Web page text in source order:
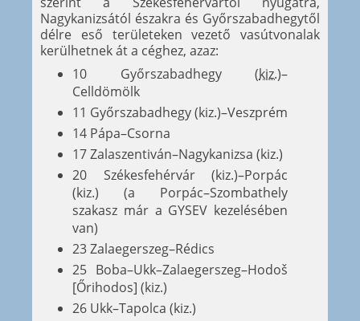
Nagykanizsától északra és Győrszabadhegytől
délre eső területeken vezető vasútvonalak
kerülhetnek át a céghez, azaz:
10 Győrszabadhegy (kiz.)–
Celldömölk
11 Győrszabadhegy (kiz.)–Veszprém
14 Pápa–Csorna
17 Zalaszentiván–Nagykanizsa (kiz.)
20 Székesfehérvár (kiz.)–Porpác
(kiz.) (a Porpác–Szombathely
szakasz már a GYSEV kezelésében
van)
23 Zalaegerszeg–Rédics
25 Boba–Ukk–Zalaegerszeg–Hodoš
[Őrihodos] (kiz.)
26 Ukk–Tapolca (kiz.)